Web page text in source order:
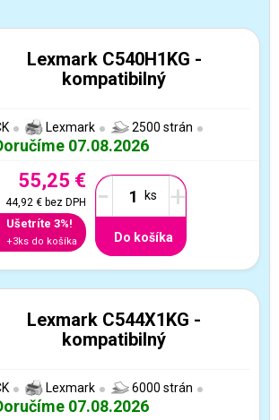
Lexmark C540H1KG -
kompatibilný
Lexmark 2500 strán
07.08.2026
55,25 €
44,92 €bez DPH
Ušetríte 3%!
+3ks do košíka
- +
Do košíka
Lexmark C544X1KG -
kompatibilný
Lexmark 6000 strán
07.08.2026